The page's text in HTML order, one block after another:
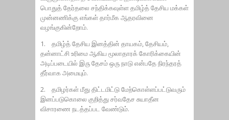
பொதுத் தேர்தலை சந்திக்கவுள்ள தமிழ்த் தேசிய மக்கள்
முன்னணிக்கு எங்கள் தார்மீக ஆதரவினை
வழங்குகின்றோம்.
1. தமிழ்த் தேசிய இனத்தின் தாயகம், தேசியம்,
தன்னாட்சி உரிமை ஆகிய மூலாதாரக் கோரிக்கையின்
அடிப்படையில் இரு தேசம் ஒரு நாடு என்பதே நிரந்தரத்
தீர்வாக அமையும்.
2. தமிழர்கள் மீது திட்டமிட்டு மேற்கொள்ளப்பட்டுவரும்
இனப்படுகொலை குறித்து சர்வதேச சுயாதீன
விசாரணை நடத்தப்பட வேண்டும்.